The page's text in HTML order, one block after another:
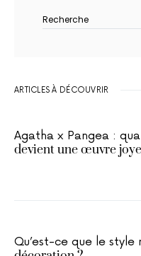
ARTICLES À DÉCOUVRIR
Agatha x Pangea :
devient une œuvre
Qu’est-ce que le style